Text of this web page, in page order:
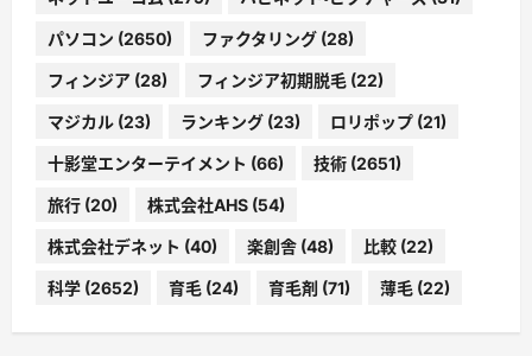
パソコン (2650) ファクタリング (28)
フィンジア (28) フィンジア初期脱毛 (22)
マジカル (23) ランキング (23) ロリポップ (21)
十影堂エンターテイメント (66) 技術 (2651)
旅行 (20) 株式会社AHS (54)
株式会社デネット (40) 楽創舎 (48) 比較 (22)
科学 (2652) 育毛 (24) 育毛剤 (71) 薄毛 (22)